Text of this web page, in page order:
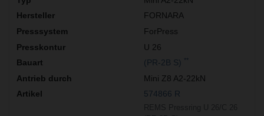
FORNARA
ForPress
U 26
(PR-2B S)
Mini Z8 A2-22kN
574866 R